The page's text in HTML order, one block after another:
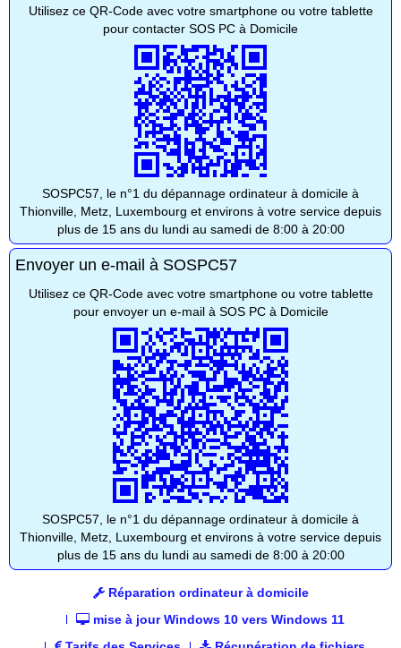
Utilisez ce QR-Code avec votre smartphone ou votre tablette
pour contacter SOS PC à Domicile
SOSPC57, le n°1 du dépannage ordinateur à domicile à
Thionville, Metz, Luxembourg et environs à votre service depuis
plus de 15 ans du lundi au samedi de 8:00 à 20:00
Envoyer un e-mail à SOSPC57
Utilisez ce QR-Code avec votre smartphone ou votre tablette
pour envoyer un e-mail à SOS PC à Domicile
SOSPC57, le n°1 du dépannage ordinateur à domicile à
Thionville, Metz, Luxembourg et environs à votre service depuis
plus de 15 ans du lundi au samedi de 8:00 à 20:00
Réparation ordinateur à domicile
mise à jour Windows 10 vers Windows 11